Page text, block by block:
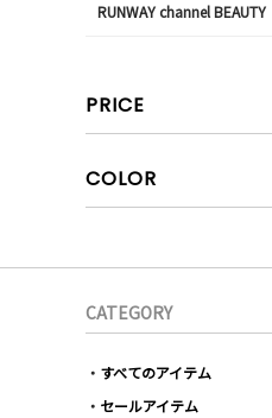
RUNWAY channel BEAUTY
PRICE
COLOR
CATEGORY
すべてのアイテム
セールアイテム